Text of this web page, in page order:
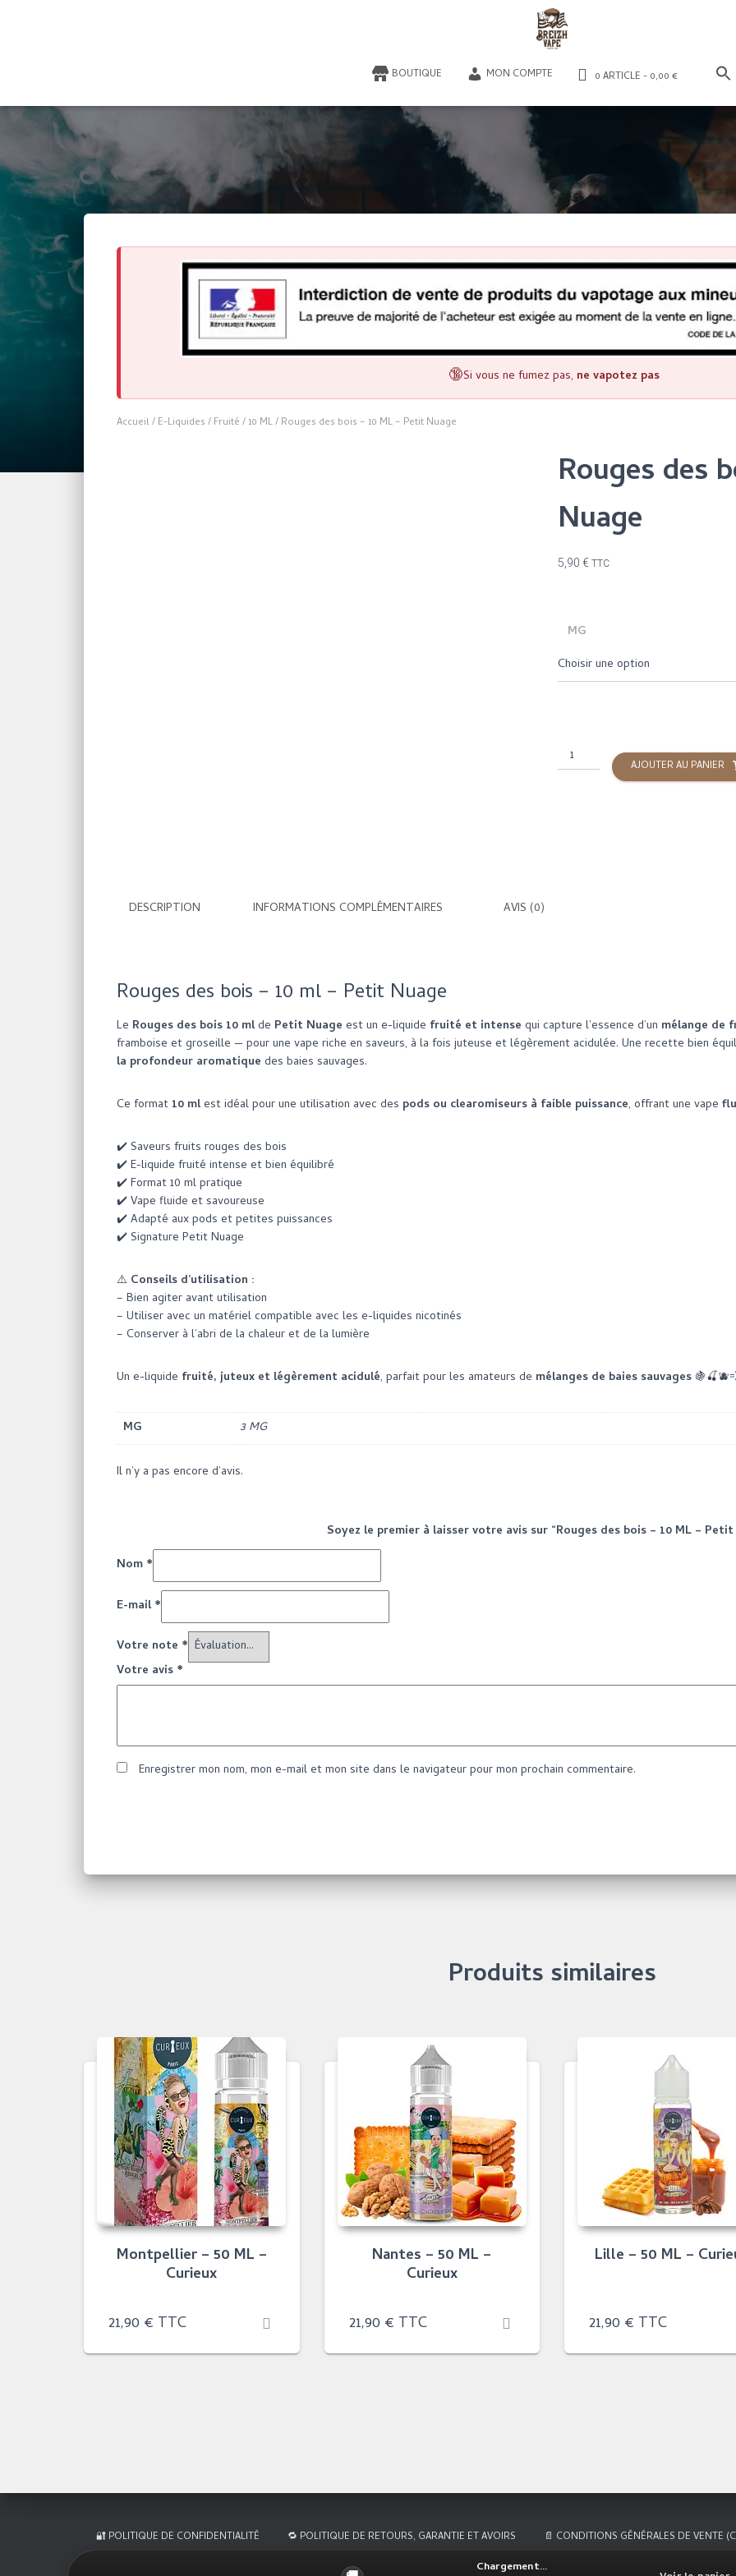
Chargement…
​BOUTIQUE MON COMPTE 0 ARTICLE 0,00 €
🔞Si vous ne fumez pas, ne vapotez pas
Accueil/ E-Liquides / Fruité / 10 ML/ Rouges des bois – 10 ML – Petit Nuage
Rouges des
Nuage
5,90 € TTC
MG
quantité
de
AJOUTER AU PANIER
DESCRIPTION INFORMATIONS COMPLÉMENTAIRES AVIS (0)
Rouges des bois – 10 ml – Petit Nuage
Le Rouges des bois 10 mlde Petit Nuage est un e-liquide fruité et intense qui capture l’essence d’un mélange de
framboise et groseille — pour une vape riche en saveurs, à la fois juteuse et légèrement acidulée. Une recette bien
la profondeur aromatique des baies sauvages.
Ce format10 mlest idéal pour une utilisation avec des pods ou clearomiseurs à faible puissance, offrant une vape
✔️ Saveurs fruits rouges des bois
✔️ E-liquide fruité intense et bien équilibré
✔️ Format 10 ml pratique
✔️ Vape fluide et savoureuse
✔️ Adapté aux pods et petites puissances
✔️ Signature Petit Nuage
⚠️ Conseils d’utilisation :
– Bien agiter avant utilisation
– Utiliser avec un matériel compatible avec les e-liquides nicotinés
– Conserver à l’abri de la chaleur et de la lumière
Un e-liquide fruité, juteux et légèrement acidulé, parfait pour les amateurs de mélanges de baies sauvages
MG 3 MG
Il n’y a pas encore d’avis.
Soyez le premier à laisser votre avis sur “Rouges des bois – 10 ML – Petit
Nom *
E-mail*
Votre note *
Votre avis *
Enregistrer mon nom, mon e-mail et mon site dans le navigateur pour mon prochain commentaire.
Produits similaires
Montpellier – 50 ML –
Curieux
21,90 € TTC
Nantes – 50 ML –
Curieux
21,90 € TTC
Lille – 50 ML –
21,90 € TTC
🔐 POLITIQUE DE CONFIDENTIALITÉ 🔁 POLITIQUE DE RETOURS, GARANTIE ET AVOIRS 📄 CONDITIONS GÉNÉRALES DE VENTE